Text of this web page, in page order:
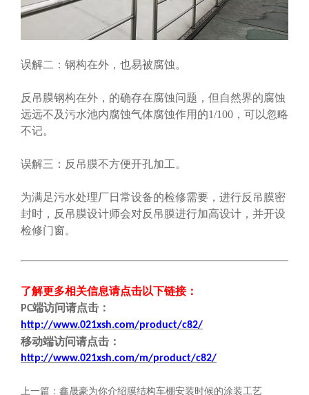
误解二：钢构在外，也易被腐蚀。
反吊膜钢构在外，的确存在腐蚀问题，但自然界的腐蚀
远远不及污水池内腐蚀气体腐蚀作用的1/100，可以忽略
不记。
误解三：反吊膜不方便开孔加工。
为满足污水处理厂日常设备的检修需要，进行反吊膜密
封时，反吊膜设计师会对反吊膜进行加高设计，并开设
检修门窗。
了解更多相关信息请点击以下链接：
PC端访问请点击 ：
http://www.021xsh.com/product/c82/
移动端访问请点击 ：
http://www.021xsh.com/m/product/c82/
上一篇： 鑫晟豪为你介绍膜结构车棚安装时候的涂装工艺